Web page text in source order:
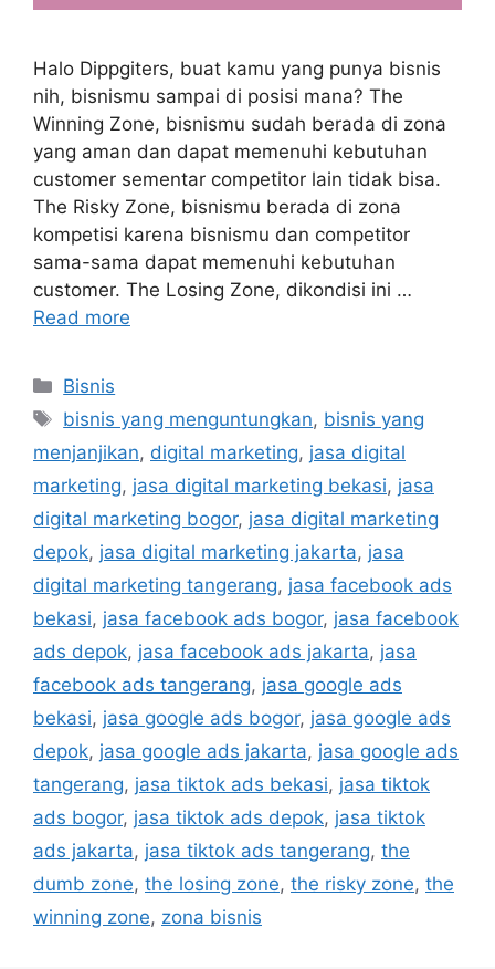
Halo Dippgiters, buat kamu yang punya bisnis
nih, bisnismu sampai di posisi mana? The
Winning Zone, bisnismu sudah berada di zona
yang aman dan dapat memenuhi kebutuhan
customer sementar competitor lain tidak bisa.
The Risky Zone, bisnismu berada di zona
kompetisi karena bisnismu dan competitor
sama-sama dapat memenuhi kebutuhan
customer. The Losing Zone, dikondisi ini …
Read more
Bisnis
bisnis yang menguntungkan, bisnis yang
menjanjikan, digital marketing, jasa digital
marketing, jasa digital marketing bekasi, jasa
digital marketing bogor, jasa digital marketing
depok, jasa digital marketing jakarta, jasa
digital marketing tangerang, jasa facebook ads
bekasi, jasa facebook ads bogor, jasa facebook
ads depok, jasa facebook ads jakarta, jasa
facebook ads tangerang, jasa google ads
bekasi, jasa google ads bogor, jasa google ads
depok, jasa google ads jakarta, jasa google ads
tangerang, jasa tiktok ads bekasi, jasa tiktok
ads bogor, jasa tiktok ads depok, jasa tiktok
ads jakarta, jasa tiktok ads tangerang, the
dumb zone, the losing zone, the risky zone, the
winning zone, zona bisnis